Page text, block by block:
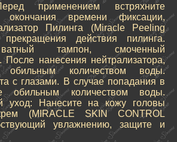
применением встряхните
времени фиксации,
Пилинга (Miracle Peeling
действия пилинга.
ватный тампон, смоченный
После нанесения нейтрализатора,
обильным количеством воды.
с глазами. В случае попадания в
обильным количеством воды.
уход: Нанесите на кожу головы
(MIRACLE SKIN CONTROL
увлажнению, защите и